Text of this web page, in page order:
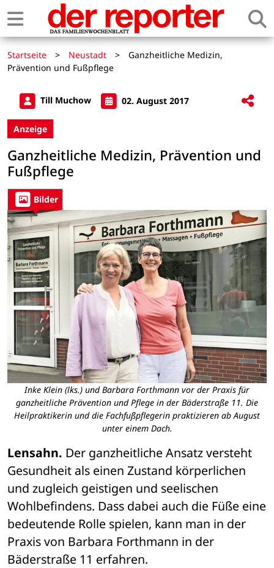
Startseite > Neustadt >
Ganzheitliche Medizin,
Prävention und Fußpflege
Till Muchow 02. August 2017
Anzeige
Ganzheitliche Medizin, Prävention und
Fußpflege
Bilder
Inke Klein (lks.) und Barbara Forthmann vor der Praxis für
ganzheitliche Prävention und Pflege in der Bäderstraße 11. Die
Heilpraktikerin und die Fachfußpflegerin praktizieren ab August
unter einem Dach.
Lensahn. Der ganzheitliche Ansatz versteht
Gesundheit als einen Zustand körperlichen
und zugleich geistigen und seelischen
Wohlbefindens. Dass dabei auch die Füße eine
bedeutende Rolle spielen, kann man in der
Praxis von Barbara Forthmann in der
Bäderstraße 11 erfahren.